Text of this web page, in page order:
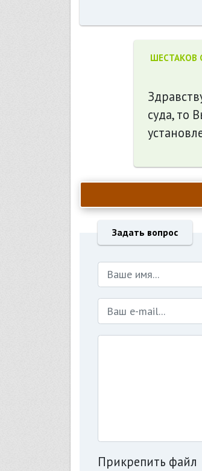
ШЕСТАКОВ
суда, то
Задать вопрос
Прикрепить файл